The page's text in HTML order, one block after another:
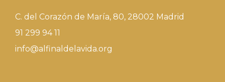
C. del Corazón de María, 80, 28002 Madrid
91 299 94 11
info@alfinaldelavida.org